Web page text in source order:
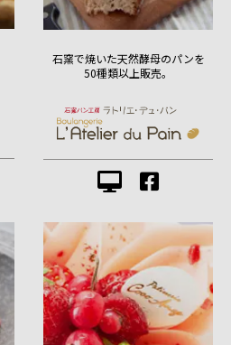
石窯で焼いた天然酵母のパンを
50種類以上販売。